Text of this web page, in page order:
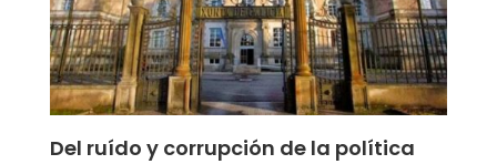
Del ruído y corrupción de la política